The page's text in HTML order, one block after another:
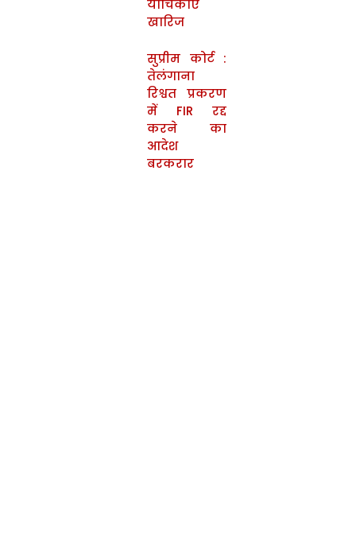
याचिकाएँ
खारिज
सुप्रीम कोर्ट :
तेलंगाना
रिश्वत प्रकरण
में FIR रद्द
करने का
आदेश
बरकरार